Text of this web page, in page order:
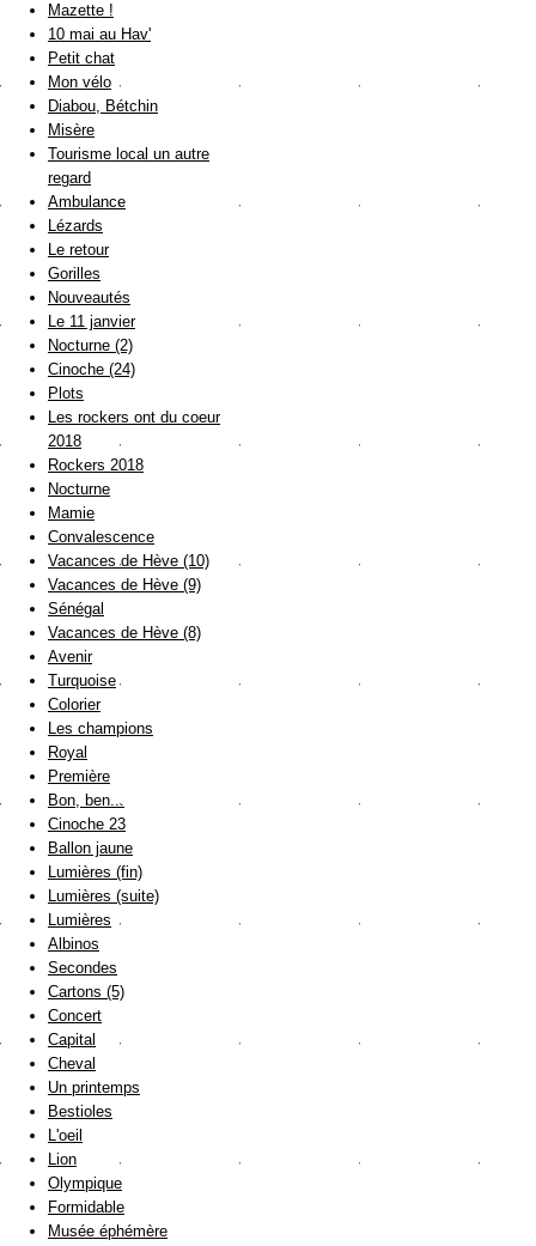
Mazette !
10 mai au Hav'
Petit chat
Mon vélo
Diabou, Bétchin
Misère
Tourisme local un autre
regard
Ambulance
Lézards
Le retour
Gorilles
Nouveautés
Le 11 janvier
Nocturne (2)
Cinoche (24)
Plots
Les rockers ont du coeur
2018
Rockers 2018
Nocturne
Mamie
Convalescence
Vacances de Hève (10)
Vacances de Hève (9)
Sénégal
Vacances de Hève (8)
Avenir
Turquoise
Colorier
Les champions
Royal
Première
Bon, ben...
Cinoche 23
Ballon jaune
Lumières (fin)
Lumières (suite)
Lumières
Albinos
Secondes
Cartons (5)
Concert
Capital
Cheval
Un printemps
Bestioles
L'oeil
Lion
Olympique
Formidable
Musée éphémère